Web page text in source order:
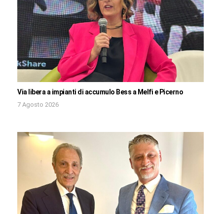
Via libera a impianti di accumulo Bess a Melfi e Picerno
7 Agosto 2026